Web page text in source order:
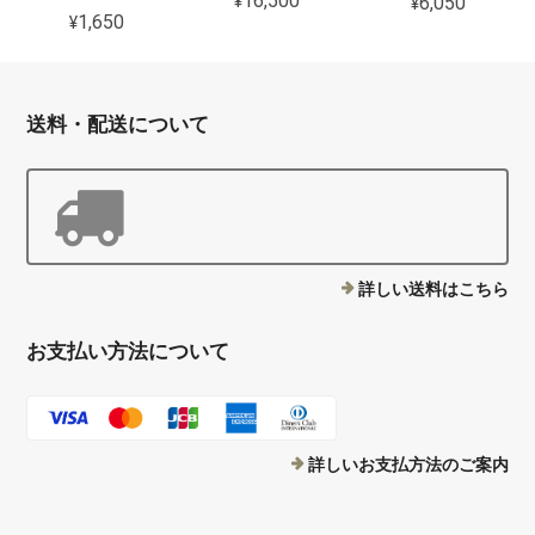
¥1,650
送料・配送について
詳しい送料はこちら
お支払い方法について
詳しいお支払方法のご案内